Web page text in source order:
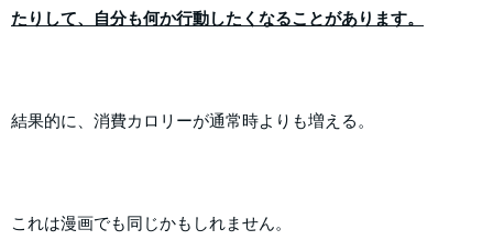
たりして、自分も何か行動したくなることがあります。
結果的に、消費カロリーが通常時よりも増える。
これは漫画でも同じかもしれません。